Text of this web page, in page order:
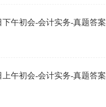
下午初会-会计实务-真题答案
上午初会-会计实务-真题答案